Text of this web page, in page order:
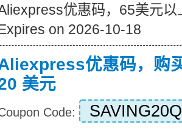
优惠码，65美元以
on 2026-10-18
优惠码，购
美元
Code: SAVING20Q